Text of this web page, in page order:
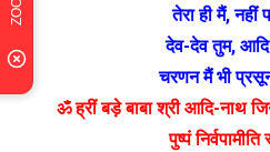
तेरा ही मैं,नहीं
देव-देव तुम,
चरणन मैं भी
ॐ ह्रीं बड़े बाबा श्री आदि-नाथ
पुष्पं